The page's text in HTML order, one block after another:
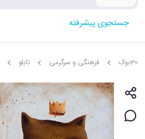
جستجوی پیشرفته
30بوک فرهنگی و سرگرمی تابلو